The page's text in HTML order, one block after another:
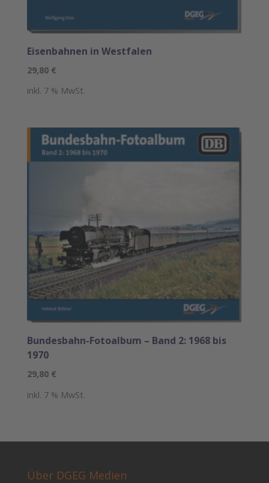
Eisenbahnen in Westfalen
29,80 €
inkl. 7 % MwSt.
Bundesbahn-Fotoalbum – Band 2: 1968 bis
1970
29,80 €
inkl. 7 % MwSt.
Über DGEG Medien